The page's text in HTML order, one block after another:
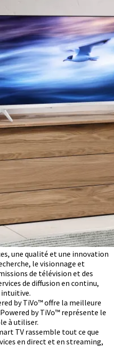
une qualité et une innovation
le visionnage et
de télévision et des
de diffusion en continu,
intuitive.
by TiVo™ offre la meilleure
by TiVo™ représente le
à utiliser.
TV rassemble tout ce que
en direct et en streaming,